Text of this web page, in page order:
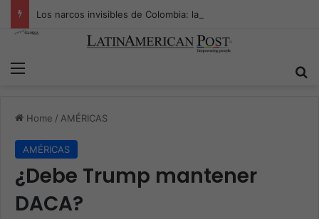
Home / AMÉRICAS
AMÉRICAS
¿Debe Trump mantener
DACA?